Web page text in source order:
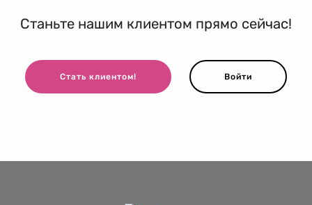
Станьте нашим клиентом прямо сейчас!
Стать клиентом! Войти